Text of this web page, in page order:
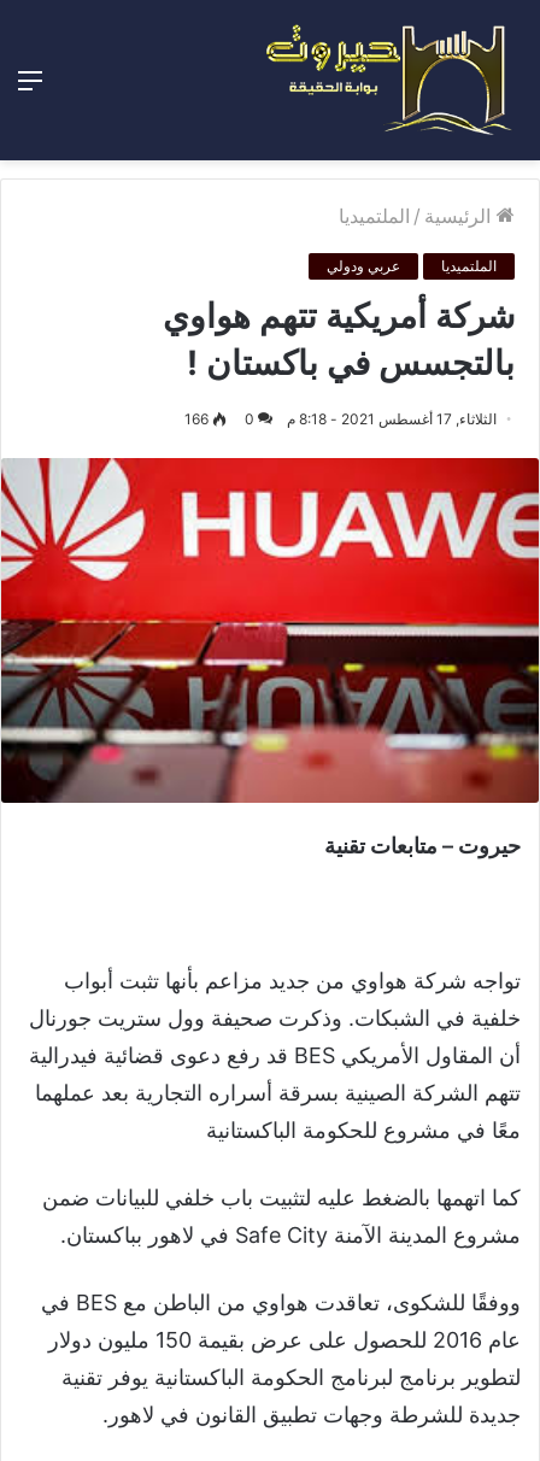
الرئيسية / الملتميديا
الملتميديا عربي ودولي
شركة أمريكية تتهم هواوي
بالتجسس في باكستان !
الثلاثاء, 17 أغسطس 2021 - 8:18 م 0
166
حيروت – متابعات تقنية
تواجه شركة هواوي من جديد مزاعم بأنها تثبت أبواب
خلفية في الشبكات. وذكرت صحيفة وول ستريت جورنال
أن المقاول الأمريكي BES قد رفع دعوى قضائية فيدرالية
تتهم الشركة الصينية بسرقة أسراره التجارية بعد عملهما
معًا في مشروع للحكومة الباكستانية
كما اتهمها بالضغط عليه لتثبيت باب خلفي للبيانات ضمن
مشروع المدينة الآمنة Safe City في لاهور بباكستان.
ووفقًا للشكوى، تعاقدت هواوي من الباطن مع BES في
عام 2016 للحصول على عرض بقيمة 150 مليون دولار
لتطوير برنامج لبرنامج الحكومة الباكستانية يوفر تقنية
جديدة للشرطة وجهات تطبيق القانون في لاهور.